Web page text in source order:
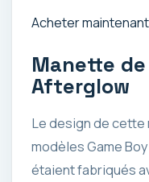
Acheter maintenant
Manette
Afterglow
Le design de cette
modèles Game
étaient fabriqués